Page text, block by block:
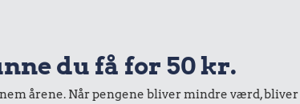
du få for 50 kr.
årene. Når pengene bliver mindre værd, bliver